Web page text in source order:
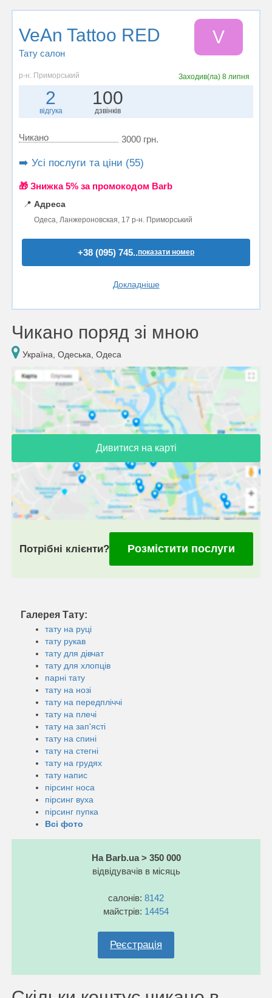
VeAn Tattoo RED
Тату салон
V
р-н. Приморський Заходив(ла)8 липня
2
відгука
100
дзвінків
Чикано 3000 грн.
➡️ Усі послуги та ціни (55)
🎁 Знижка 5% за промокодом Barb
📍 Адреса
Одеса, Ланжероновская, 17 р-н. Приморський
+38 (095) 745..показати номер
Докладніше
Чикано поряд зі мною
Україна, Одеська, Одеса
Дивитися на карті
Потрібні клієнти? Розмістити послуги
Галерея Тату:
тату на руці
тату рукав
тату для дівчат
тату для хлопців
парні тату
тату на нозі
тату на передпліччі
тату на плечі
тату на зап'ясті
тату на спині
тату на стегні
тату на грудях
тату напис
пірсинг носа
пірсинг вуха
пірсинг пупка
Всі фото
На Barb.ua > 350 000
відвідувачів в місяць
салонів: 8142
майстрів: 14454
Реєстрація